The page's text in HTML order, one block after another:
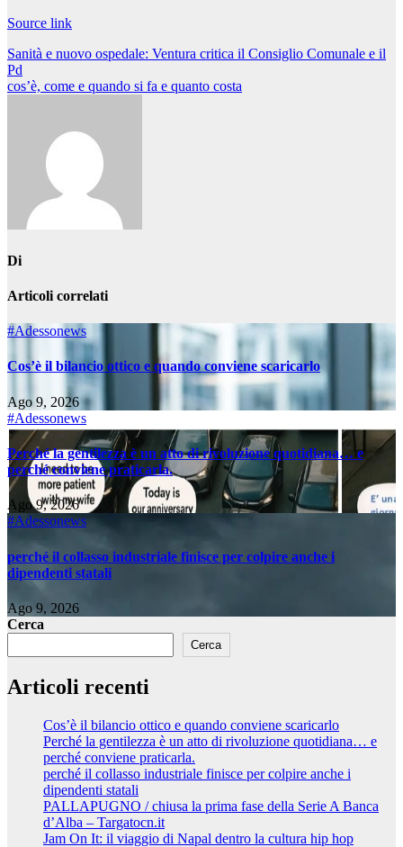
Source link
Navigazione
articoli
Sanità e nuovo ospedale: Ventura critica il Consiglio Comunale e il
Pd
cos’è, come e quando si fa e quanto costa
Di
Articoli correlati
#Adessonews
Cos’è il bilancio ottico e quando conviene scaricarlo
Ago 9, 2026
#Adessonews
Perché la gentilezza è un atto di rivoluzione quotidiana… e
perché conviene praticarla.
Ago 9, 2026
#Adessonews
perché il collasso industriale finisce per colpire anche i
dipendenti statali
Ago 9, 2026
Cerca
Cerca
Articoli recenti
Cos’è il bilancio ottico e quando conviene scaricarlo
Perché la gentilezza è un atto di rivoluzione quotidiana… e
perché conviene praticarla.
perché il collasso industriale finisce per colpire anche i
dipendenti statali
PALLAPUGNO / chiusa la prima fase della Serie A Banca
d’Alba – Targatocn.it
Jam On It: il viaggio di Napal dentro la cultura hip hop